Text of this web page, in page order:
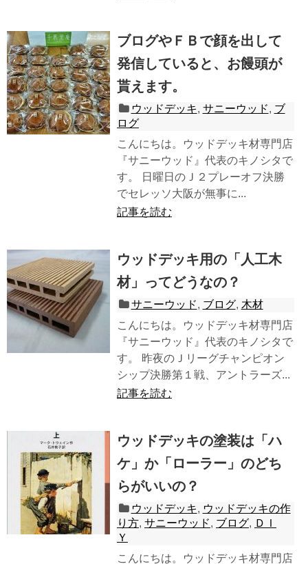
ブログやＦＢで顔を出して
発信していると、お饅頭が
貰えます。
ウッドデッキ, サニーウッド, ブ
ログ
こんにちは。ウッドデッキ材専門店
『サニーウッド』代表のキノシタで
す。 日曜日のＪ２プレーオフ決勝
でセレッソ大阪が無事に...
記事を読む
ウッドデッキ用の「人工木
材」ってどうなの？
サニーウッド, ブログ, 木材
こんにちは。ウッドデッキ材専門店
『サニーウッド』代表のキノシタで
す。 昨夜のＪリーグチャンピオン
シップ決勝第１戦、アントラーズ...
記事を読む
ウッドデッキの塗装は「ハ
ケ」か「ローラー」のどち
らがいいの？
ウッドデッキ, ウッドデッキの作
り方, サニーウッド, ブログ, ＤＩ
Ｙ
こんにちは。ウッドデッキ材専門店